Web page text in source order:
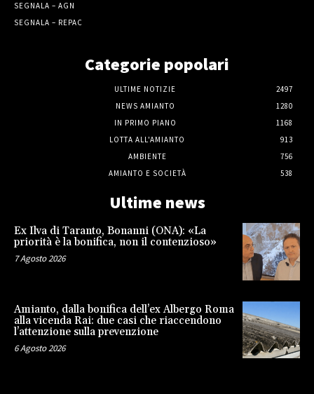
SEGNALA – AGN
SEGNALA – REPAC
Categorie popolari
ULTIME NOTIZIE
2497
NEWS AMIANTO
1280
IN PRIMO PIANO
1168
LOTTA ALL'AMIANTO
913
AMBIENTE
756
AMIANTO E SOCIETÀ
538
Ultime news
Ex Ilva di Taranto, Bonanni (ONA): «La
priorità è la bonifica, non il contenzioso»
7 Agosto 2026
Amianto, dalla bonifica dell’ex Albergo Roma
alla vicenda Rai: due casi che riaccendono
l’attenzione sulla prevenzione
6 Agosto 2026